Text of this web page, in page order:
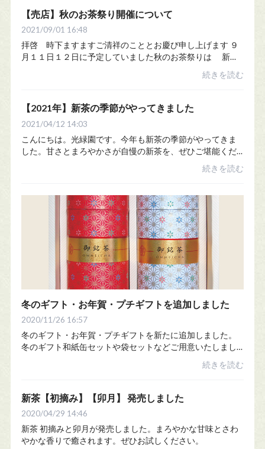
【売店】秋のお茶祭り開催について
2021/09/01 16:48
拝啓 時下ますますご清祥のこととお慶び申し上げます ９
月１１日１２日に予定していました秋のお茶祭りは 新型
コロナウイルスの感染が 拡大している状況を鑑み 下記のよ
続きを読む
【2021年】新茶の季節がやってきました
2021/04/12 14:03
こんにちは。光緑園です。今年も新茶の季節がやってきま
した。甘さとまろやかさが自慢の新茶を、ぜひご堪能くだ
さい。【発売予定日】大走り 4月23日初 摘 4月26日頃
続きを読む
冬のギフト・お年賀・プチギフトを追加しました
2020/11/26 16:57
冬のギフト・お年賀・プチギフトを新たに追加しました。
冬のギフト和紙缶セットや袋セットなどご用意いたしまし
た。冬のギフトはこちらお年賀・プチギフト賀春茶の袋の
続きを読む
新茶【初摘み】【卯月】 発売しました
2020/04/29 14:46
新茶 初摘みと卯月が発売しました。まろやかな甘味とさわ
やかな香りで癒されます。ぜひお試しください。